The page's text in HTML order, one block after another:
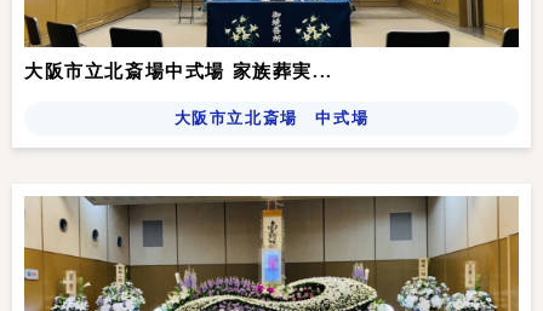
大阪市立北斎場中式場 家族葬実...
大阪市立北斎場 中式場